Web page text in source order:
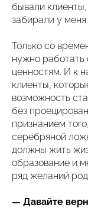
бывали клиенты,
забирали у меня
Только со
нужно работать
ценностям. И к
клиенты,
возможность
без
признанием
серебряной
должны жить
образование и
ряд желаний
— Давайте